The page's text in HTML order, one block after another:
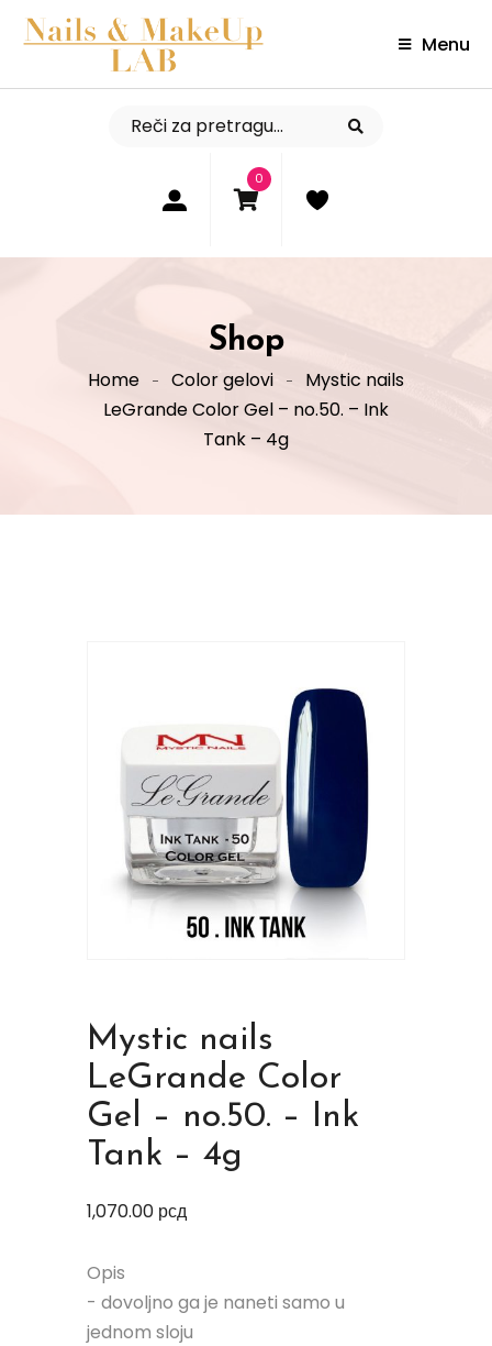
Menu
0
Shop
Home Color gelovi
Mystic nails
LeGrande Color Gel – no.50. – Ink
Tank – 4g
Mystic nails
LeGrande Color
Gel – no.50. – Ink
Tank – 4g
1,070.00 рсд
Opis
- dovoljno ga je naneti samo u
jednom sloju